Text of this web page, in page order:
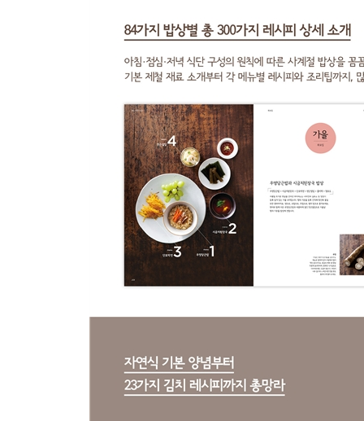
목 : 팥잡곡밥 + 미역국 + 두부탕수 + 도토리묵무침
금 : 단호박밥 + 모둠버섯들깨찜 + 파나물 + 연근조
토 : 연근밥 + 밀고기새송이보쌈 + 오이양파볶음 +
일 : 우엉연근주먹밥 + 모둠버섯회 + 생밤인삼유
자연식 기본 레시피 7 소고기 맛 vs 닭고기 맛 밀고
월 : 팥밥 + 콩비지찌개 + 두부김치말이 + 배추나물
화 : 마늘볶음밥 + 단호박밀고기말이 + 두부톳나
수 : 표고버섯초밥 + 순두부탕 + 시금치나물 + 양파
목 : 찰밥 + 밀고기장어구이 + 미나리무침 + 메밀
금 : 새싹곤약덮밥 + 두부국 + 밀고기장조림 + 김무
토 : 밤콩밥 + 시래기찌개 + 표고버섯깐풍기 + 무생
자연식 기본 레시피 8 떡갈비 맛 밀고기 반죽하기
재충전을 위한 준비 저녁 밥상